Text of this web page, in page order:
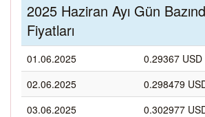
2025 Haziran Ayı Gün
Fiyatları
01.06.2025
0.29367 USD
02.06.2025
0.298479
03.06.2025
0.302977